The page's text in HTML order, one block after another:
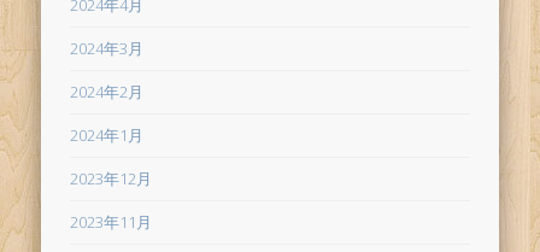
2024年4月
2024年3月
2024年2月
2024年1月
2023年12月
2023年11月